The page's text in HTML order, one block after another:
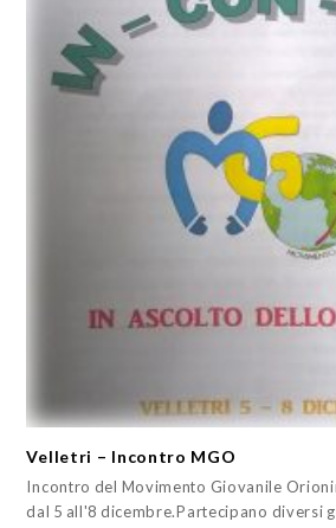
Velletri – Incontro MGO
Incontro del Movimento Giovanile
dal 5 all'8 dicembre.Partecipano diversi